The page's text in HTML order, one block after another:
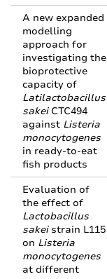
A new expanded
modelling
approach for
investigating the
bioprotective
capacity of
Latilactobacillus
sakeiCTC494
against Listeria
monocytogenes
in ready-to-eat
fish products
Evaluation of
the effect of
Lactobacillus
sakeistrain L115
on Listeria
monocytogenes
at different